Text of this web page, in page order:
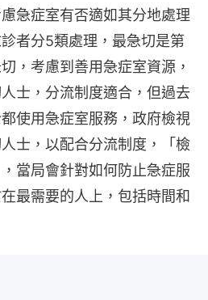
急症室有否適如其分地處理
者分5類處理，最急切是第
，考慮到善用急症室資源，
士，分流制度適合，但過去
使用急症室服務，政府檢視
士，以配合分流制度，「檢
當局會針對如何防止急症服
最需要的人上，包括時間和